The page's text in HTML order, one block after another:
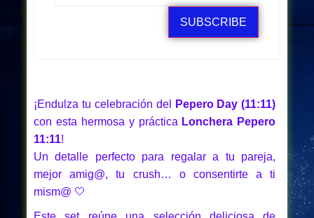
SUBSCRIBE
¡Endulza tu celebración del
Pepero Day (11:11)
con esta hermosa y práctica Lonchera Pepero
11:11!
Un detalle perfecto para regalar a tu pareja,
mejor amig@, tu crush… o consentirte a ti
mism@ 🤍